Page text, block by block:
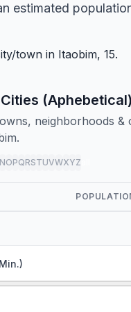
estimated
town in Itaobim, 15.
(Aphebetical)
neighborhoods &
NOPQRSTUVWXYZ